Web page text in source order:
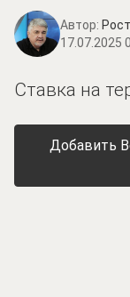
Автор:
17.07.2025
Ставка на
Добавить